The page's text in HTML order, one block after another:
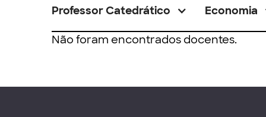
Professor Catedrático Economia
Não foram encontrados docentes.